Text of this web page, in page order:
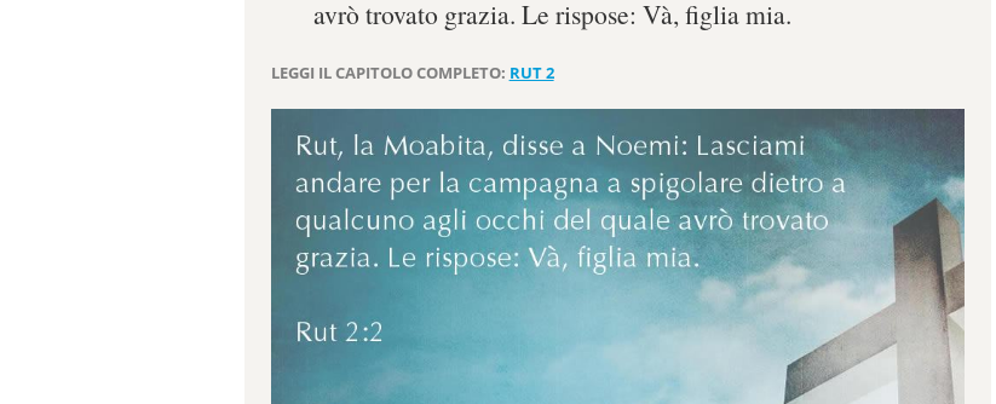
avrò trovato grazia. Le rispose: Và, figlia mia.
LEGGI IL CAPITOLO COMPLETO: RUT 2